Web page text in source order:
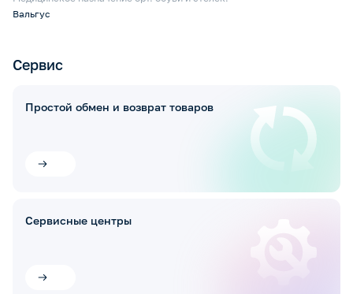
Вальгус
Сервис
Простой обмен и возврат товаров
Сервисные центры